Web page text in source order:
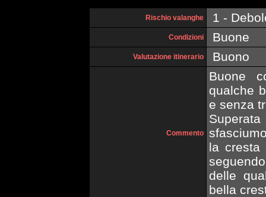
Rischio valanghe 1 -
Condizioni Buone
Valutazione itinerario Buono
Commento
Buone
qualche
e senza
la cresta
delle
bella